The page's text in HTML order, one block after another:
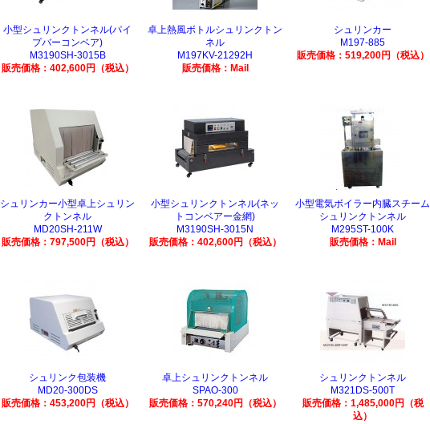
小型シュリンクトンネル(パイ
プバーコンベア)
M3190SH-3015B
販売価格：402,600円（税込）
卓上熱風ボトルシュリンクトン
ネル
M197KV-21292H
販売価格：Mail
シュリンカー
M197-885
販売価格：519,200円（税込）
シュリンカー小型卓上シュリン
クトンネル
MD20SH-211W
販売価格：797,500円（税込）
小型シュリンクトンネル(ネッ
トコンベアー金網)
M3190SH-3015N
販売価格：402,600円（税込）
小型電気ボイラー内臓スチーム
シュリンクトンネル
M295ST-100K
販売価格：Mail
シュリンク包装機
MD20-300DS
販売価格：453,200円（税込）
卓上シュリンクトンネル
SPAO-300
販売価格：570,240円（税込）
シュリンクトンネル
M321DS-500T
販売価格：1,485,000円（税
込）